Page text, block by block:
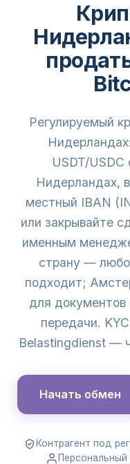
Регулируемый
USDT/USDC
Нидерландах,
местный IBAN
или закрывайте
именным
страну —
подходит;
для документов
передачи.
Belastingdienst —
Начать обмен
Контрагент под